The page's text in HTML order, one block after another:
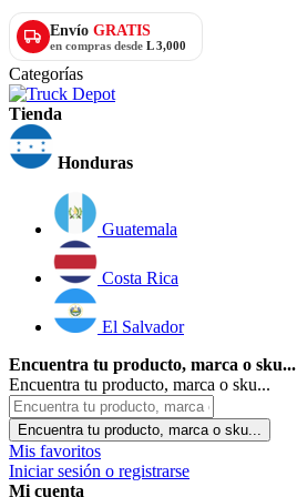
Envío GRATIS
en compras desde L 3,000
Categorías
Tienda
Honduras
Guatemala
Costa Rica
El Salvador
Encuentra tu producto, marca o sku...
Encuentra tu producto, marca o sku...
Encuentra tu producto, marca o sku...
Mis favoritos
Iniciar sesión o registrarse
Mi cuenta